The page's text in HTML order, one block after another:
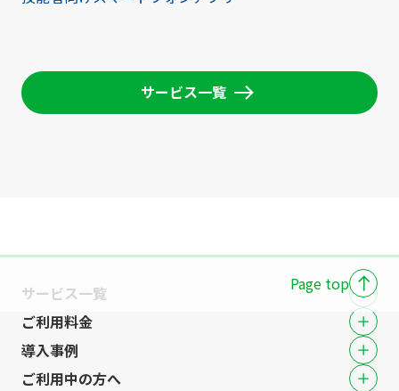
サービス一覧
Page top
サービス一覧
ご利用料金
導入事例
ご利用中の方へ